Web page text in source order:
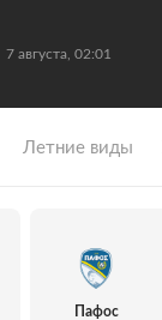
7 августа, 02:01
Летние виды
Пафос